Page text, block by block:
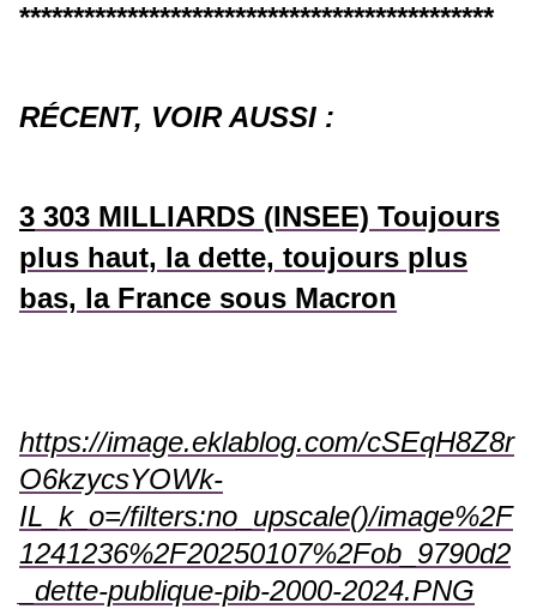
********************************************
RÉCENT, VOIR AUSSI :
3 303 MILLIARDS (INSEE) Toujours
plus haut, la dette, toujours plus
bas, la France sous Macron
https://image.eklablog.com/cSEqH8Z8r
O6kzycsYOWk-
IL_k_o=/filters:no_upscale()/image%2F
1241236%2F20250107%2Fob_9790d2
_dette-publique-pib-2000-2024.PNG